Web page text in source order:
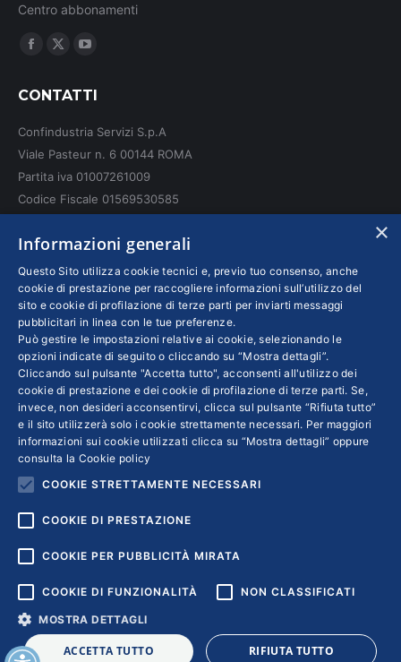
Centro abbonamenti
Ci puoi trovare su:
Facebook
opens
new
window
X
opens
window
opens
window
CONTATTI
Confindustria Servizi S.p.A
Viale Pasteur n. 6 00144 ROMA
Partita iva 01007261009
Codice Fiscale 01569530585
INFO LEGALI
Colophon editoriali
Disclaimer
Privacy
Coordinate Bancarie
Copyright © 2018 | Confindustria Servizi S.p.a. Partita iva
×
Informazioni generali
Questo Sito utilizza cookie tecnici e, previo tuo consenso, anche
cookie di prestazione per raccogliere informazioni sull’utilizzo del
sito e cookie di profilazione di terze parti per inviarti messaggi
pubblicitari in linea con le tue preferenze.
Può gestire le impostazioni relative ai cookie, selezionando le
opzioni indicate di seguito o cliccando su “Mostra dettagli”.
Cliccando sul pulsante "Accetta tutto", acconsenti all'utilizzo dei
cookie di prestazione e dei cookie di profilazione di terze parti. Se,
invece, non desideri acconsentirvi, clicca sul pulsante “Rifiuta tutto”
e il sito utilizzerà solo i cookie strettamente necessari. Per maggiori
informazioni sui cookie utilizzati clicca su “Mostra dettagli” oppure
consulta la Cookie policy
COOKIE STRETTAMENTE NECESSARI
COOKIE DI PRESTAZIONE
COOKIE PER PUBBLICITÀ MIRATA
COOKIE DI FUNZIONALITÀ NON CLASSIFICATI
MOSTRA DETTAGLI
ACCETTA TUTTO RIFIUTA TUTTO